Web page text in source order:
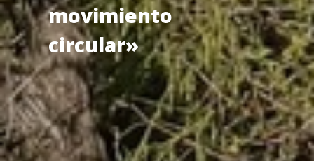
movimiento
circular»